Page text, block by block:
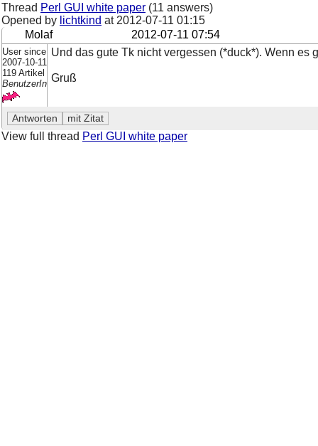
Thread Perl GUI white paper (11 answers)
Opened by lichtkind at 2012-07-11 01:15
Molaf
2012-07-11 07:54
User since
2007-10-11
119 Artikel
BenutzerIn
Und das gute Tk nicht vergessen (*duck*). Wenn es
Gruß
View full thread Perl GUI white paper